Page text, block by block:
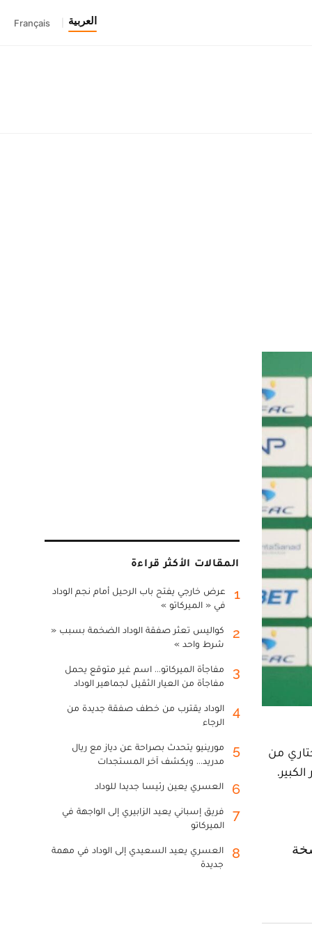
العربية Français
من
المقالات الأكثر قراءة
1
عرض خارجي يفتح باب الرحيل أمام نجم الوداد
في « الميركاتو »
2
كواليس تعثر صفقة الوداد الضخمة بسبب «
شرط واحد »
3
مفاجأة الميركاتو... اسم غير متوقع يحمل
مفاجأة من العيار الثقيل لجماهير الوداد
4
الوداد يقترب من خطف صفقة جديدة من
الرجاء
5
مورينيو يتحدث بصراحة عن دياز مع ريال
مدريد... ويكشف آخر المستجدات
6 العسري يعين رئيسا جديدا للوداد
7
فريق إسباني يعيد الزابيري إلى الواجهة في
الميركاتو
8
العسري يعيد السعيدي إلى الوداد في مهمة
جديدة